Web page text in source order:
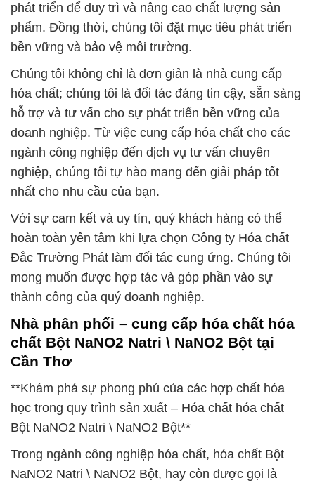
phát triển để duy trì và nâng cao chất lượng sản
phẩm. Đồng thời, chúng tôi đặt mục tiêu phát triển
bền vững và bảo vệ môi trường.
Chúng tôi không chỉ là đơn giản là nhà cung cấp
hóa chất; chúng tôi là đối tác đáng tin cậy, sẵn sàng
hỗ trợ và tư vấn cho sự phát triển bền vững của
doanh nghiệp. Từ việc cung cấp hóa chất cho các
ngành công nghiệp đến dịch vụ tư vấn chuyên
nghiệp, chúng tôi tự hào mang đến giải pháp tốt
nhất cho nhu cầu của bạn.
Với sự cam kết và uy tín, quý khách hàng có thể
hoàn toàn yên tâm khi lựa chọn Công ty Hóa chất
Đắc Trường Phát làm đối tác cung ứng. Chúng tôi
mong muốn được hợp tác và góp phần vào sự
thành công của quý doanh nghiệp.
Nhà phân phối – cung cấp hóa chất hóa
chất Bột NaNO2 Natri \ NaNO2 Bột tại
Cần Thơ
**Khám phá sự phong phú của các hợp chất hóa
học trong quy trình sản xuất – Hóa chất hóa chất
Bột NaNO2 Natri \ NaNO2 Bột**
Trong ngành công nghiệp hóa chất, hóa chất Bột
NaNO2 Natri \ NaNO2 Bột, hay còn được gọi là